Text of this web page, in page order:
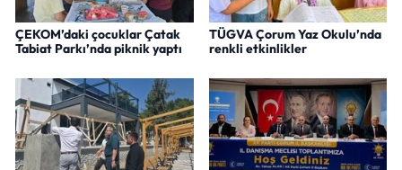
ÇEKOM’daki çocuklar Çatak
Tabiat Parkı’nda piknik yaptı
TÜGVA Çorum Yaz Okulu’nda
renkli etkinlikler